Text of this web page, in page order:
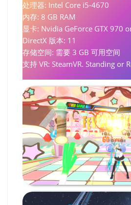
处理器: Intel Core i5-4670
内存: 8 GB RAM
显卡: Nvidia GeForce GTX 970
DirectX 版本: 11
存储空间: 需要 3 GB 可用空间
支持 VR: SteamVR. Standing or